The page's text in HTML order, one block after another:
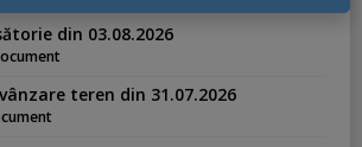
din 03.08.2026
teren din 31.07.2026